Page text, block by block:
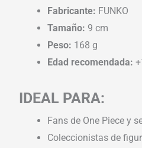
Fabricante: FUNKO
Tamaño: 9 cm
Peso: 168 g
Edad recomendada:
IDEAL PARA:
Fans de One Piece y
Coleccionistas de